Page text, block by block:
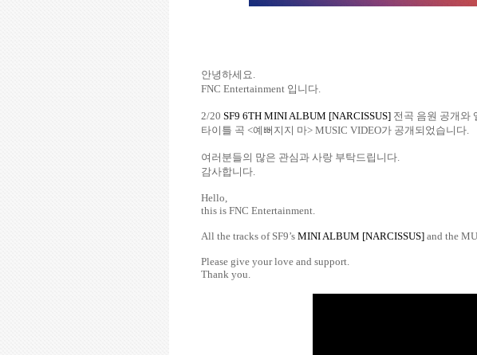
안녕하세요.
FNC Entertainment 입니다.
2/20 SF9 6TH MINI ALBUM [NARCISSUS] 전곡 음원 공개와
타이틀 곡 <예뻐지지 마> MUSIC VIDEO가 공개되었습니다.
여러분들의 많은 관심과 사랑 부탁드립니다.
감사합니다.
Hello,
this is FNC Entertainment.
All the tracks of SF9’s MINI ALBUM [NARCISSUS] and the
Please give your love and support.
Thank you.